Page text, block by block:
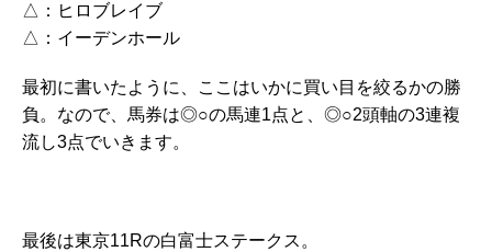
△：ヒロブレイブ
△：イーデンホール
最初に書いたように、ここはいかに買い目を絞るかの勝
負。なので、馬券は◎○の馬連1点と、◎○2頭軸の3連複
流し3点でいきます。
最後は東京11Rの白富士ステークス。